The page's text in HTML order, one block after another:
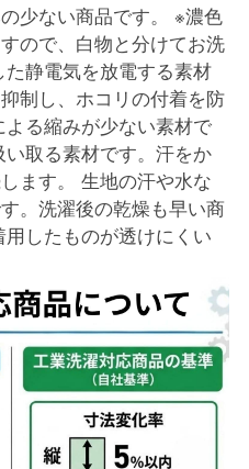
少ない商品です。 ※濃色
ので、白物と分けてお洗
静電気を放電する素材
制し、ホコリの付着を防
る縮みが少ない素材で
取る素材です。汗をか
ます。 生地の汗や水な
。洗濯後の乾燥も早い商
したものが透けにくい